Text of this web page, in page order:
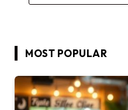
MOST POPULAR